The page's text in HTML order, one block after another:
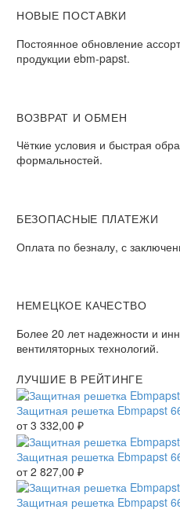
НОВЫЕ ПОСТАВКИ
Постоянное обновление
продукции ebm-papst.
ВОЗВРАТ И ОБМЕН
Чёткие условия и быстрая
формальностей.
БЕЗОПАСНЫЕ ПЛАТЕЖИ
Оплата по безналу, с
НЕМЕЦКОЕ КАЧЕСТВО
Более 20 лет надежности и
вентиляторных технологий.
ЛУЧШИЕ В РЕЙТИНГЕ
Защитная решетка Ebmpapst
от3 332,00 ₽
Защитная решетка Ebmpapst
от2 827,00 ₽
Защитная решетка Ebmpapst